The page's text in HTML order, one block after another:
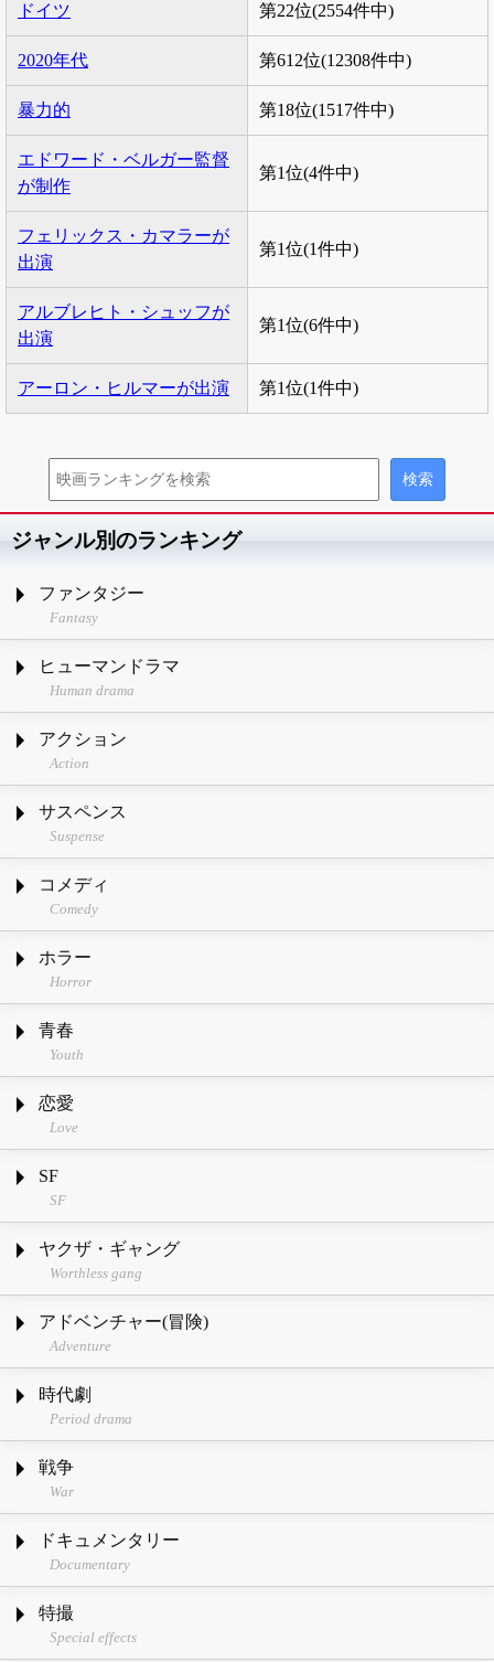
ドイツ 第22位(2554件中)
2020年代 第612位(12308件中)
暴力的 第18位(1517件中)
エドワード・ベルガー監督
が制作
第1位(4件中)
フェリックス・カマラーが
出演
第1位(1件中)
アルブレヒト・シュッフが
出演
第1位(6件中)
アーロン・ヒルマーが出演 第1位(1件中)
ジャンル別のランキング
ファンタジー
Fantasy
ヒューマンドラマ
Human drama
アクション
Action
サスペンス
Suspense
コメディ
Comedy
ホラー
Horror
青春
Youth
恋愛
Love
SF
SF
ヤクザ・ギャング
Worthless gang
アドベンチャー(冒険)
Adventure
時代劇
Period drama
戦争
War
ドキュメンタリー
Documentary
特撮
Special effects